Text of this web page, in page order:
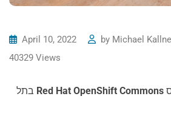
April 10, 2022 by Michael
40329 Views
Red Hat OpenShift Commons
בתל